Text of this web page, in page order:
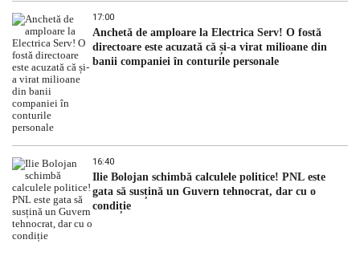
17:00
Anchetă de amploare la Electrica Serv! O fostă
directoare este acuzată că și-a virat milioane din
banii companiei în conturile personale
16:40
Ilie Bolojan schimbă calculele politice! PNL este
gata să susțină un Guvern tehnocrat, dar cu o
condiție